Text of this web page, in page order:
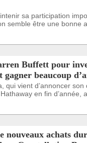
sa participation
semble être une bonne
Buffett pour
beaucoup
qui vient d’annoncer
en fin d’année,
nouveaux achats